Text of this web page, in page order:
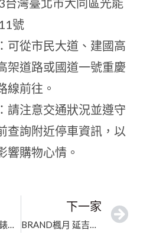
台灣臺北市大同區光能
號
：可從市民大道、建國高
架道路或國道一號重慶
線前往。
：請注意交通狀況並遵守
查詢附近停車資訊，以
響購物心情。
TimeMaster 名錶交流中心｜新北精品買賣｜嚴選高奢品值得信賴
下一家
BRAND楓月 延吉店｜臺北市精品包包寄賣｜正品保證的二手高奢交流